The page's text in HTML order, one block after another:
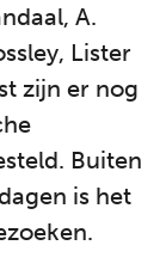
A.
Lister
zijn er nog
Buiten
is het